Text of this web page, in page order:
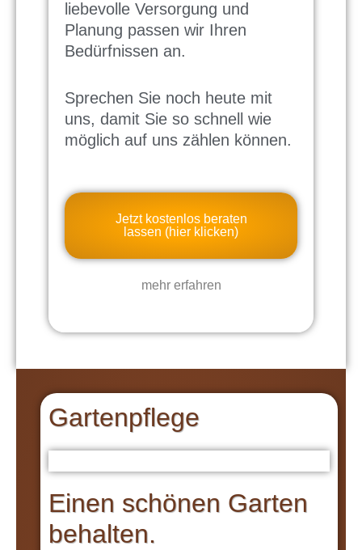
liebevolle Versorgung und
Planung passen wir Ihren
Bedürfnissen an.
Sprechen Sie noch heute mit
uns, damit Sie so schnell wie
möglich auf uns zählen können.
Jetzt kostenlos beraten
lassen (hier klicken)
mehr erfahren
Gartenpflege
Einen schönen Garten
behalten.